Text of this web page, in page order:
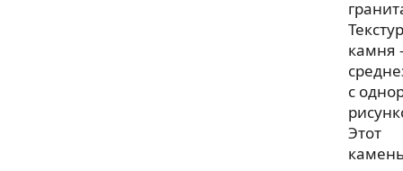
с
Этот